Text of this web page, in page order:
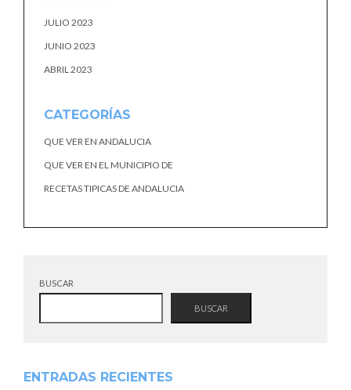
JULIO 2023
JUNIO 2023
ABRIL 2023
CATEGORÍAS
QUE VER EN ANDALUCIA
QUE VER EN EL MUNICIPIO DE
RECETAS TIPICAS DE ANDALUCIA
BUSCAR
BUSCAR
ENTRADAS RECIENTES